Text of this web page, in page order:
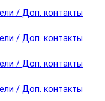
/ Доп. контакты
/ Доп. контакты
/ Доп. контакты
/ Доп. контакты